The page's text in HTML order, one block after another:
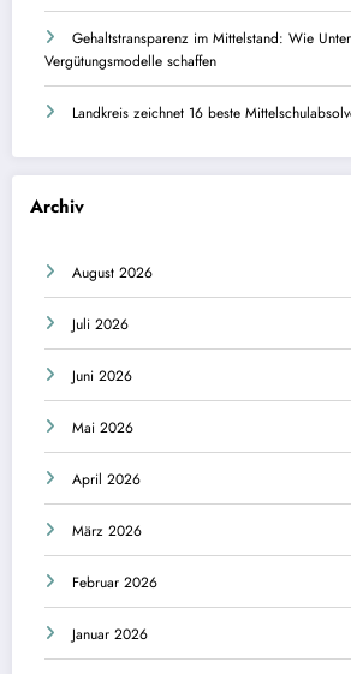
Gehaltstransparenz im Mittelstand: Wie
Vergütungsmodelle schaffen
Landkreis zeichnet 16 beste
Archiv
August 2026
Juli 2026
Juni 2026
Mai 2026
April 2026
März 2026
Februar 2026
Januar 2026